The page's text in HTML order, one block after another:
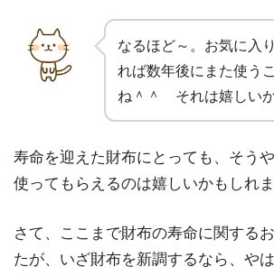
なるほど～。お気に入
れば数年後にまた使う
ね＾＾ それは嬉しいか
寿命を迎えた財布にとっても、そう
使ってもらえるのは嬉しいかもしれ
さて、ここまで財布の寿命に関する
たが、いざ財布を新調するなら、や